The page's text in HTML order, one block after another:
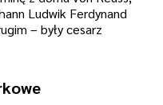
Ludwik Ferdynand
– były cesarz